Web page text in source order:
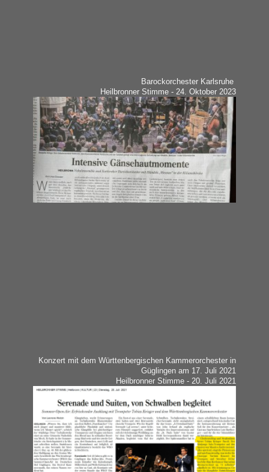
Barockorchester Karlsruhe
Heilbronner Stimme - 24. Oktober 2023
Konzert mit dem Württenbergischen Kammerorchester in
Güglingen am 17. Juli 2021
Heilbronner Stimme - 20. Juli 2021